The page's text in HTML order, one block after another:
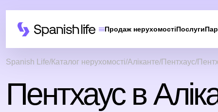
Продаж нерухомостіПослуги
Spanish Life Каталог нерухомості Аліканте Пентхаус
Пентхаус в